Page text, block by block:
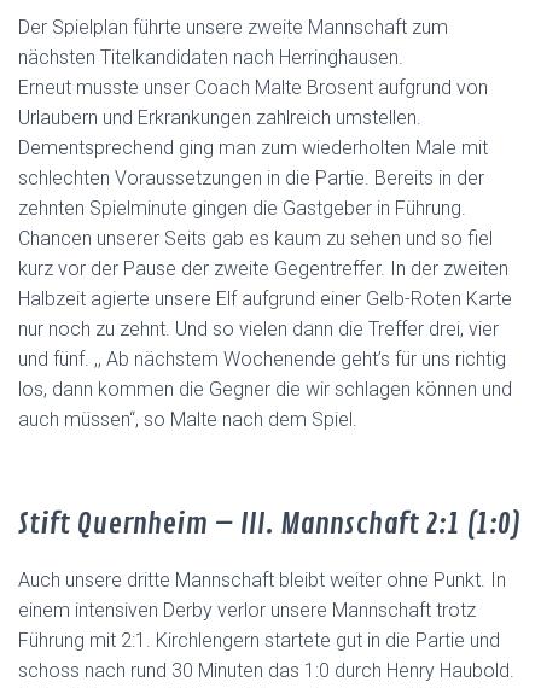
Der Spielplan führte unsere zweite Mannschaft zum
nächsten Titelkandidaten nach Herringhausen.
Erneut musste unser Coach Malte Brosent aufgrund von
Urlaubern und Erkrankungen zahlreich umstellen.
Dementsprechend ging man zum wiederholten Male mit
schlechten Voraussetzungen in die Partie. Bereits in der
zehnten Spielminute gingen die Gastgeber in Führung.
Chancen unserer Seits gab es kaum zu sehen und so fiel
kurz vor der Pause der zweite Gegentreffer. In der zweiten
Halbzeit agierte unsere Elf aufgrund einer Gelb-Roten Karte
nur noch zu zehnt. Und so vielen dann die Treffer drei, vier
und fünf. ,, Ab nächstem Wochenende geht’s für uns richtig
los, dann kommen die Gegner die wir schlagen können und
auch müssen“, so Malte nach dem Spiel.
Stift Quernheim – III. Mannschaft 2:1 (1:0)
Auch unsere dritte Mannschaft bleibt weiter ohne Punkt. In
einem intensiven Derby verlor unsere Mannschaft trotz
Führung mit 2:1. Kirchlengern startete gut in die Partie und
schoss nach rund 30 Minuten das 1:0 durch Henry Haubold.